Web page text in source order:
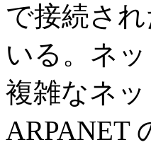
で接続さ
いる。ネ
複雑なネ
ARPANET